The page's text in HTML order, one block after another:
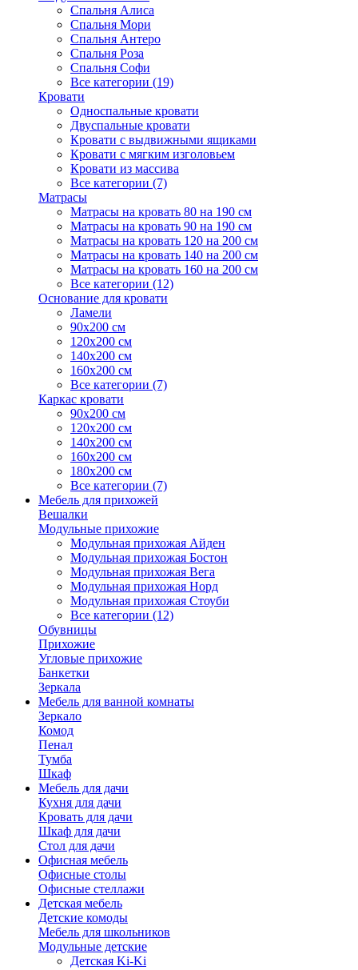
Спальня Алиса
Спальня Мори
Спальня Антеро
Спальня Роза
Спальня Софи
Все категории (19)
Кровати
Односпальные кровати
Двуспальные кровати
Кровати с выдвижными ящиками
Кровати с мягким изголовьем
Кровати из массива
Все категории (7)
Матрасы
Матрасы на кровать 80 на 190 см
Матрасы на кровать 90 на 190 см
Матрасы на кровать 120 на 200 см
Матрасы на кровать 140 на 200 см
Матрасы на кровать 160 на 200 см
Все категории (12)
Основание для кровати
Ламели
90х200 см
120х200 см
140х200 см
160х200 см
Все категории (7)
Каркас кровати
90х200 см
120х200 см
140х200 см
160х200 см
180х200 см
Все категории (7)
Мебель для прихожей
Вешалки
Модульные прихожие
Модульная прихожая Айден
Модульная прихожая Бостон
Модульная прихожая Вега
Модульная прихожая Норд
Модульная прихожая Стоуби
Все категории (12)
Обувницы
Прихожие
Угловые прихожие
Банкетки
Зеркала
Мебель для ванной комнаты
Зеркало
Комод
Пенал
Тумба
Шкаф
Мебель для дачи
Кухня для дачи
Кровать для дачи
Шкаф для дачи
Стол для дачи
Офисная мебель
Офисные столы
Офисные стеллажи
Детская мебель
Детские комоды
Мебель для школьников
Модульные детские
Детская Ki-Ki